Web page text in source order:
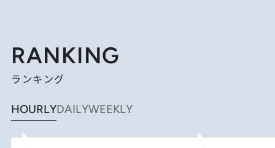
RANKING
ランキング
HOURLYDAILYWEEKLY